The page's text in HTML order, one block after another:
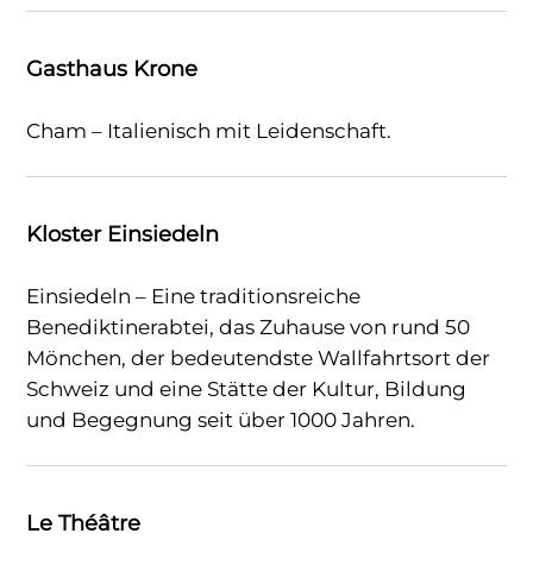
Gasthaus Krone
Cham – Italienisch mit Leidenschaft.
Kloster Einsiedeln
Einsiedeln – Eine traditionsreiche
Benediktinerabtei, das Zuhause von rund 50
Mönchen, der bedeutendste Wallfahrtsort der
Schweiz und eine Stätte der Kultur, Bildung
und Begegnung seit über 1000 Jahren.
Le Théâtre